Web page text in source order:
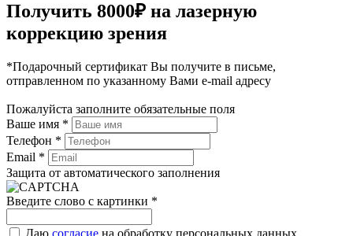
Получить 8000₽ на лазерную
коррекцию зрения
*Подарочный сертификат Вы получите в письме,
отправленном по указанному Вами e-mail адресу
Пожалуйста заполните обязательные поля
Ваше имя *
Телефон *
Email *
Защита от автоматического заполнения
Введите слово с картинки *
Даю согласие на обработку персональных данных